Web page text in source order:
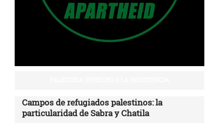
Campos de refugiados palestinos: la
particularidad de Sabra y Chatila